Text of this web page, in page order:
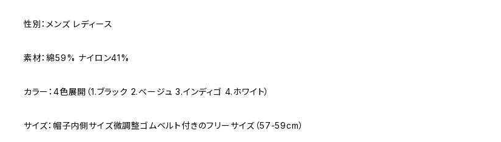
性別：メンズ レディース
素材：綿59% ナイロン41%
カラー：4色展開（1.ブラック 2.ベージュ 3.インディゴ 4.ホワイト）
サイズ：帽子内側サイズ微調整ゴムベルト付きのフリーサイズ（57-59cm）